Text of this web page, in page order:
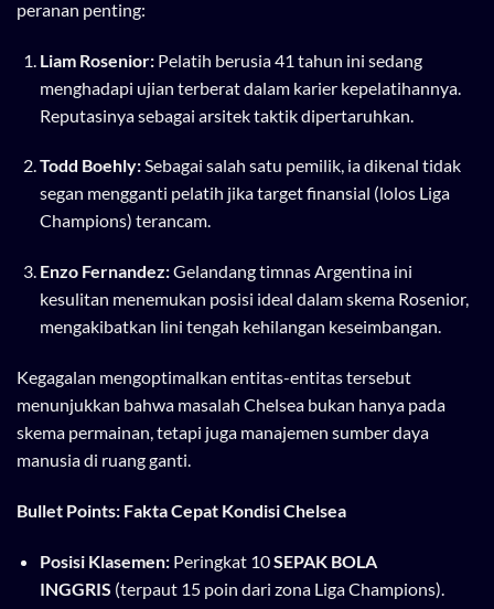
peranan penting:
Liam Rosenior:Pelatih berusia 41 tahun ini sedang
menghadapi ujian terberat dalam karier kepelatihannya.
Reputasinya sebagai arsitek taktik dipertaruhkan.
Todd Boehly:Sebagai salah satu pemilik, ia dikenal tidak
segan mengganti pelatih jika target finansial (lolos Liga
Champions) terancam.
Enzo Fernandez:Gelandang timnas Argentina ini
kesulitan menemukan posisi ideal dalam skema Rosenior,
mengakibatkan lini tengah kehilangan keseimbangan.
Kegagalan mengoptimalkan entitas-entitas tersebut
menunjukkan bahwa masalah Chelsea bukan hanya pada
skema permainan, tetapi juga manajemen sumber daya
manusia di ruang ganti.
Bullet Points: Fakta Cepat Kondisi Chelsea
Posisi Klasemen:Peringkat 10SEPAK BOLA
INGGRIS (terpaut 15 poin dari zona Liga Champions).